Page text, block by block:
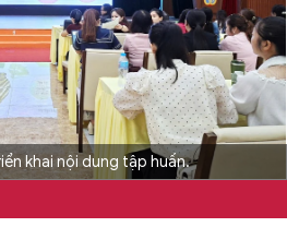
khai nội dung tập huấn.